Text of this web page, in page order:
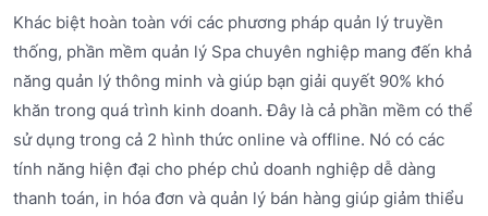
Khác biệt hoàn toàn với các phương pháp quản lý truyền
thống, phần mềm quản lý Spa chuyên nghiệp mang đến khả
năng quản lý thông minh và giúp bạn giải quyết 90% khó
khăn trong quá trình kinh doanh. Đây là cả phần mềm có thể
sử dụng trong cả 2 hình thức online và offline. Nó có các
tính năng hiện đại cho phép chủ doanh nghiệp dễ dàng
thanh toán, in hóa đơn và quản lý bán hàng giúp giảm thiểu